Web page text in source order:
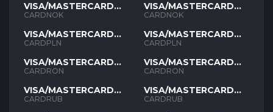
VISA/MASTERCARD
NOK
CARDNOK
VISA/MASTERCARD
PLN
CARDPLN
VISA/MASTERCARD
RON
CARDRON
VISA/MASTERCARD
RUB
CARDRUB
VISA/MASTERCARD
NOK
CARDNOK
VISA/MASTERCARD
PLN
CARDPLN
VISA/MASTERCARD
RON
CARDRON
VISA/MASTERCARD
RUB
CARDRUB